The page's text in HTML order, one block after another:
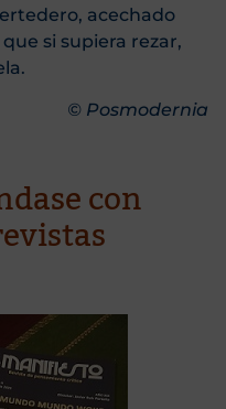
acechado
si supiera rezar,
© Posmodernia
con